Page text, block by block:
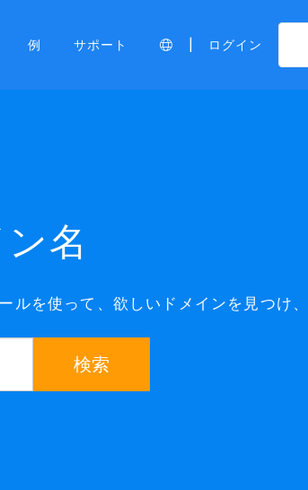
例 サポート ログイン
名
ルを使って、欲しいドメインを見つけ、
検索